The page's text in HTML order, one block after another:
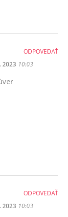
2023 10:03
ODPOVEDAŤ
2023 10:03
ODPOVEDAŤ